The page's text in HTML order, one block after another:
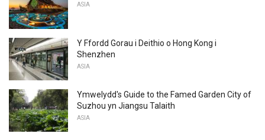
ASIA
Y Ffordd Gorau i Deithio o Hong Kong i
Shenzhen
ASIA
Ymwelydd's Guide to the Famed Garden City of
Suzhou yn Jiangsu Talaith
ASIA